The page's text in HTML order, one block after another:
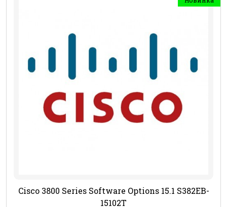
Cisco 3800 Series Software Options 15.1 S382EB-
15102T